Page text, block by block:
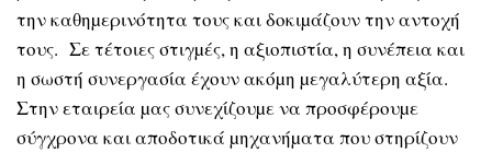
την καθηµερινότητα τους και δοκιµάζουν την αντοχή
τους. Σε τέτοιες στιγµές, η αξιοπιστία, η συνέπεια και
η σωστή συνεργασία έχουν ακόµη µεγαλύτερη αξία.
Στην εταιρεία µας συνεχίζουµε να προσφέρουµε
σύγχρονα και αποδοτικά µηχανήµατα που στηρίζουν